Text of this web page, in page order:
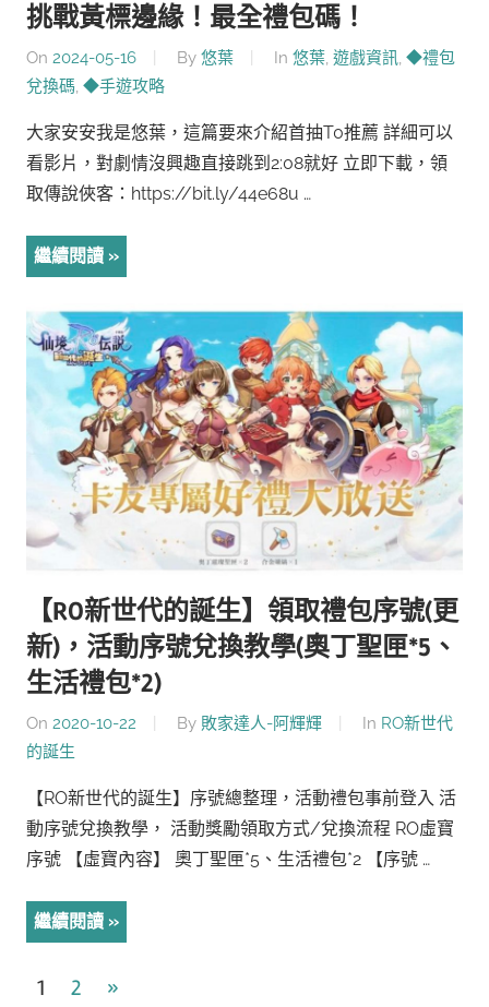
挑戰黃標邊緣！最全禮包碼！
On 2024-05-16 By 悠葉 In 悠葉, 遊戲資訊, ◆禮包
兌換碼, ◆手遊攻略
大家安安我是悠葉，這篇要來介紹首抽T0推薦 詳細可以
看影片，對劇情沒興趣直接跳到2:08就好 立即下載，領
取傳說俠客：https://bit.ly/44e68u …
繼續閱讀
【RO新世代的誕生】領取禮包序號(更
新)，活動序號兌換教學(奧丁聖匣*5、
生活禮包*2)
On 2020-10-22 By 敗家達人-阿輝輝 In RO新世代
的誕生
【RO新世代的誕生】序號總整理，活動禮包事前登入 活
動序號兌換教學， 活動獎勵領取方式/兌換流程 RO虛寶
序號 【虛寶內容】 奧丁聖匣*5、生活禮包*2 【序號 …
繼續閱讀
文
1 2
Next
»